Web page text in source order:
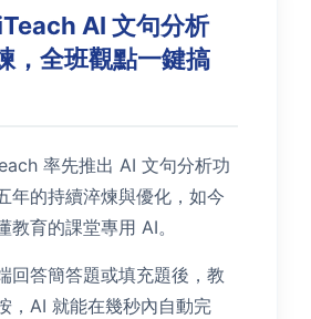
AI 文句分析
，全班觀點一鍵搞
率先推出 AI 文句分析功
年的持續淬煉與優化，如今
教育的課堂專用 AI。
回答簡答題或填充題後，教
，AI 就能在幾秒內自動完